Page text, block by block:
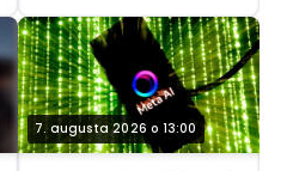
7. augusta 2026 o 13:00